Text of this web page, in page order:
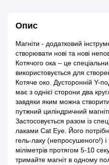
Опис
Магніти - додатковий
створювати нові та нові
Котячого ока – це
використовується для
Котяче око. Дусторонній Y-
має з однієї сторони два
завдяки яким можна створити
путжний циліндричний
Застосовується разом із
лаками Cat Eye. Його
гель-лаку (непросушеного!) і
міліметрів протягом 5-10
тримайте магніт в одному